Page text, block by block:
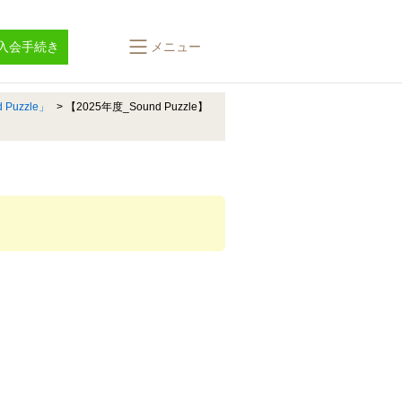
入会手続き メニュー
」 >
【2025年度_Sound Puzzle】